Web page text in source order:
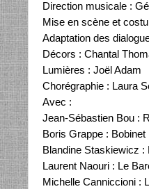
Direction musicale :
Mise en scène et
Adaptation des
Décors : Chantal
Lumières : Joël Adam
Chorégraphie : Laura
Avec :
Jean-Sébastien Bou :
Boris Grappe : Bobinet
Blandine Staskiewicz :
Laurent Naouri : Le
Michelle Canniccioni :